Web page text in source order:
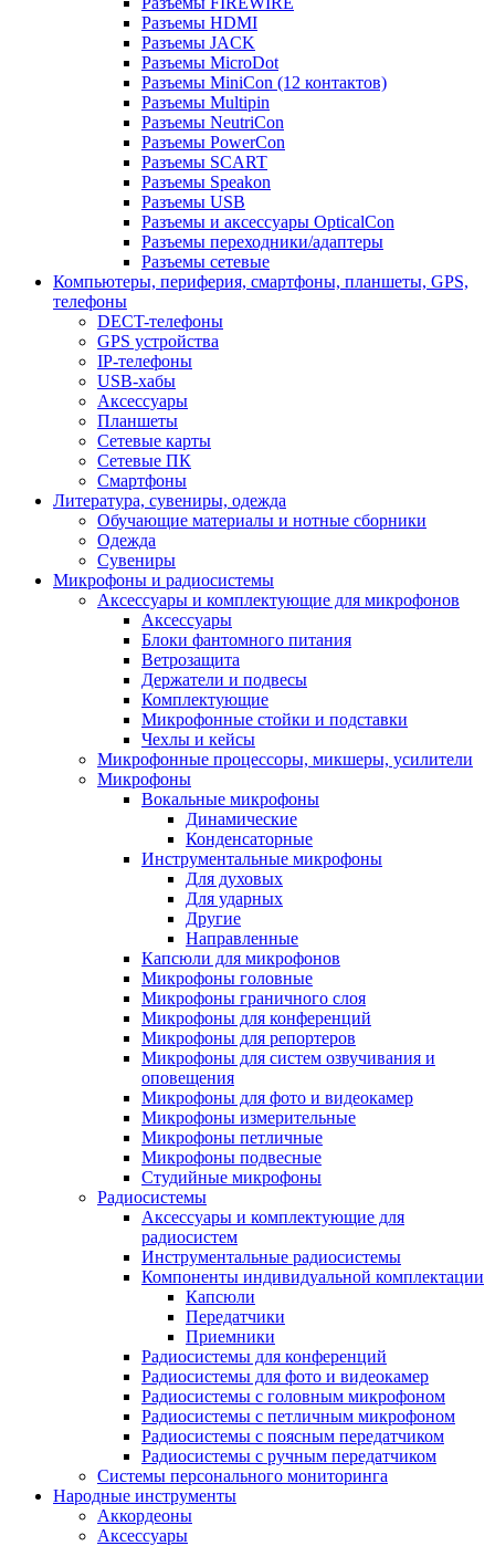
Разъемы HDMI
Разъемы JACK
Разъемы MicroDot
Разъемы MiniCon (12 контактов)
Разъемы Multipin
Разъемы NeutriCon
Разъемы PowerCon
Разъемы SCART
Разъемы Speakon
Разъемы USB
Разъемы и аксессуары OpticalCon
Разъемы переходники/адаптеры
Разъемы сетевые
Компьютеры, периферия, смартфоны, планшеты, GPS,
телефоны
DECT-телефоны
GPS устройства
IP-телефоны
USB-хабы
Аксессуары
Планшеты
Сетевые карты
Сетевые ПК
Смартфоны
Литература, сувениры, одежда
Обучающие материалы и нотные сборники
Одежда
Сувениры
Микрофоны и радиосистемы
Аксессуары и комплектующие для микрофонов
Аксессуары
Блоки фантомного питания
Ветрозащита
Держатели и подвесы
Комплектующие
Микрофонные стойки и подставки
Чехлы и кейсы
Микрофонные процессоры, микшеры, усилители
Микрофоны
Вокальные микрофоны
Динамические
Конденсаторные
Инструментальные микрофоны
Для духовых
Для ударных
Другие
Направленные
Капсюли для микрофонов
Микрофоны головные
Микрофоны граничного слоя
Микрофоны для конференций
Микрофоны для репортеров
Микрофоны для систем озвучивания и
оповещения
Микрофоны для фото и видеокамер
Микрофоны измерительные
Микрофоны петличные
Микрофоны подвесные
Студийные микрофоны
Радиосистемы
Аксессуары и комплектующие для
радиосистем
Инструментальные радиосистемы
Компоненты индивидуальной комплектации
Капсюли
Передатчики
Приемники
Радиосистемы для конференций
Радиосистемы для фото и видеокамер
Радиосистемы с головным микрофоном
Радиосистемы с петличным микрофоном
Радиосистемы с поясным передатчиком
Радиосистемы с ручным передатчиком
Системы персонального мониторинга
Народные инструменты
Аккордеоны
Аксессуары